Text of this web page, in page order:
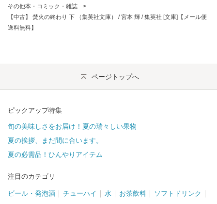
その他本・コミック・雑誌
>
【中古】 焚火の終わり 下 （集英社文庫） / 宮本 輝 / 集英社 [文庫]【メール便
送料無料】
ページトップへ
ピックアップ特集
旬の美味しさをお届け！夏の瑞々しい果物
夏の挨拶、まだ間に合います。
夏の必需品！ひんやりアイテム
注目のカテゴリ
ビール・発泡酒 チューハイ 水 お茶飲料 ソフトドリンク